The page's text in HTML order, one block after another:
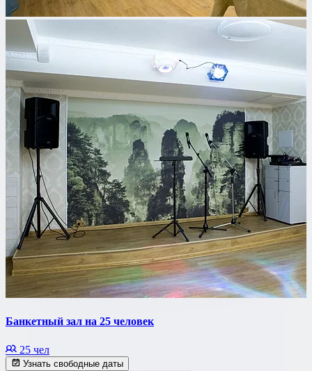
Банкетный зал на 25 человек
25 чел
Узнать свободные даты